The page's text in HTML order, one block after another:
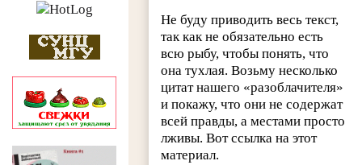
Не буду приводить весь текст,
так как не обязательно есть
всю рыбу, чтобы понять, что
она тухлая. Возьму несколько
цитат нашего «разоблачителя»
и покажу, что они не содержат
всей правды, а местами просто
лживы. Вот ссылка на этот
материал.